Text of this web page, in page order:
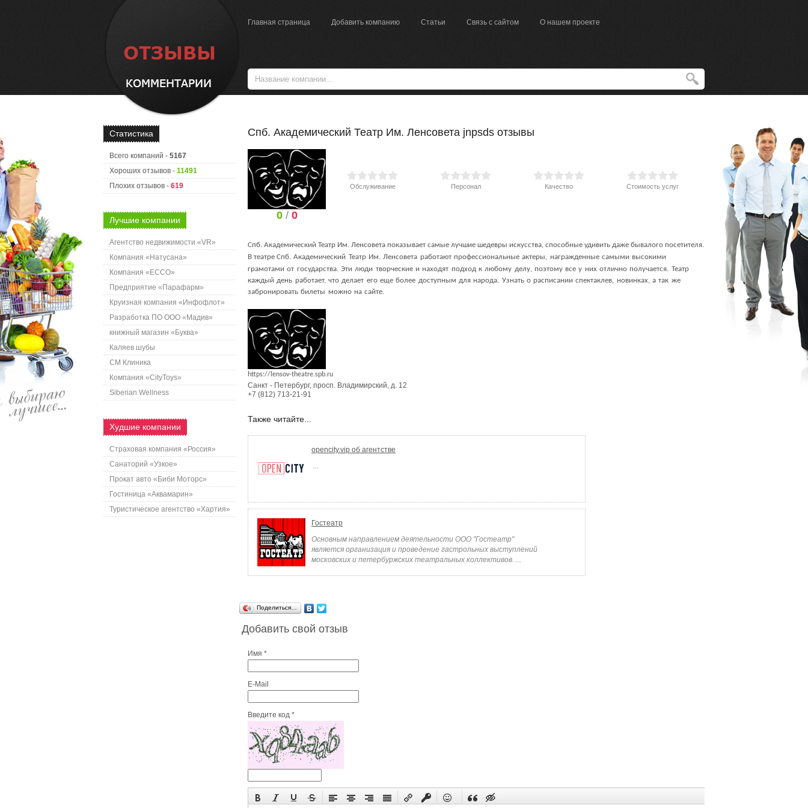
Главная страница Добавить компанию Статьи Связь с сайтом О нашем проекте
Статистика
Всего компаний - 5167
Хороших отзывов - 11491
Плохих отзывов - 619
Лучшие компании
Агентство недвижимости «VR»
Компания «Натусана»
Компания «ECCO»
Предприятие «Парафарм»
Круизная компания «Инфофлот»
Разработка ПО ООО «Мадив»
книжный магазин «Буква»
Каляев шубы
СМ Клиника
Компания «CityToys»
Siberian Wellness
Худшие компании
Страховая компания «Россия»
Санаторий «Узкое»
Прокат авто «Биби Моторс»
Гостиница «Аквамарин»
Туристическое агентство «Хартия»
Спб. Академический Театр Им. Ленсовета jnpsds отзывы
0/ 0
Обслуживание Персонал Качество Стоимость услуг
Спб. Академический Театр Им. Ленсовета показывает самые лучшие шедевры искусства, способные удивить даже бывалого посетителя.
В театре Спб. Академический Театр Им. Ленсовета работают профессиональные актеры, награжденные самыми высокими
грамотами от государства. Эти люди творческие и находят подход к любому делу, поэтому все у них отлично получается. Театр
каждый день работает, что делает его еще более доступным для народа. Узнать о расписании спектаклев, новинках, а так же
забронировать билеты можно на сайте.
https://lensov-theatre.spb.ru
Санкт - Петербург, просп. Владимирский, д. 12
+7 (812) 713-21-91
Также читайте...
opencity.vip об агентстве
...
Гостеатр
Основным направлением деятельности ООО "Гостеатр"
является организация и проведение гастрольных выступлений
московских и петербуржских театральных коллективов. ...
Поделиться…
Добавить свой отзыв
Имя *
E-Mail
Введите код *